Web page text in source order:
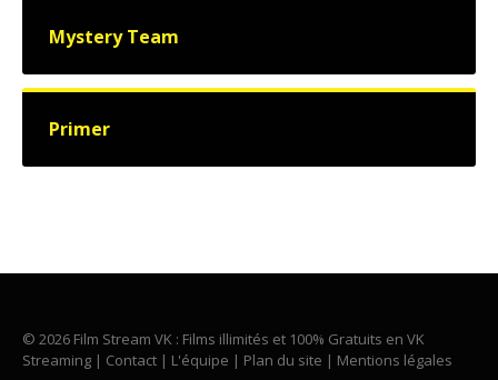
Mystery Team
Primer
© 2026 Film Stream VK : Films illimités et 100% Gratuits en VK
Streaming | Contact | L'équipe | Plan du site | Mentions légales